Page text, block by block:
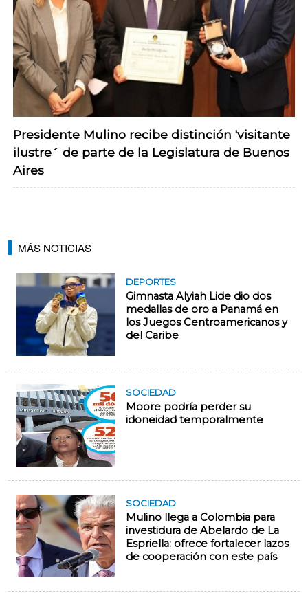
Presidente Mulino recibe distinción 'visitante
ilustre´ de parte de la Legislatura de Buenos
Aires
MÁS NOTICIAS
DEPORTES
Gimnasta Alyiah Lide dio dos
medallas de oro a Panamá en
los Juegos Centroamericanos y
del Caribe
SOCIEDAD
Moore podría perder su
idoneidad temporalmente
SOCIEDAD
Mulino llega a Colombia para
investidura de Abelardo de La
Espriella: ofrece fortalecer lazos
de cooperación con este país